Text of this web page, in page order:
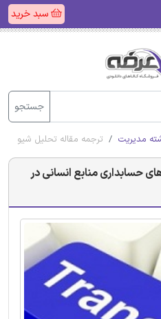
سبد خرید
جستجو
مدیریت ترجمه مقاله تحلیل شیوه
حسابداری منابع انسانی در